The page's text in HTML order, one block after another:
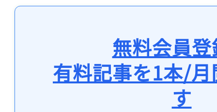
無料会員
有料記事を1本/
す